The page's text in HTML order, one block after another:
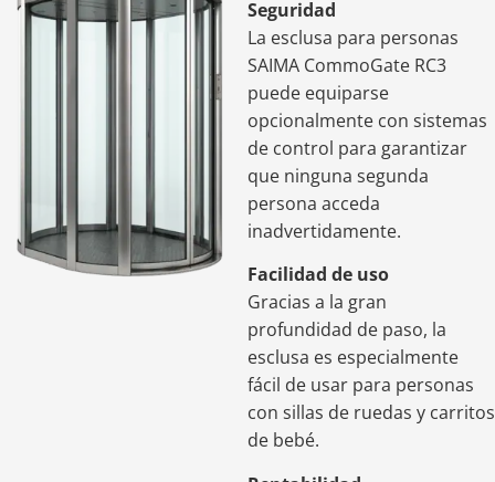
Seguridad
La esclusa para personas
SAIMA CommoGate RC3
puede equiparse
opcionalmente con sistemas
de control para garantizar
que ninguna segunda
persona acceda
inadvertidamente.
Facilidad de uso
Gracias a la gran
profundidad de paso, la
esclusa es especialmente
fácil de usar para personas
con sillas de ruedas y carritos
de bebé.